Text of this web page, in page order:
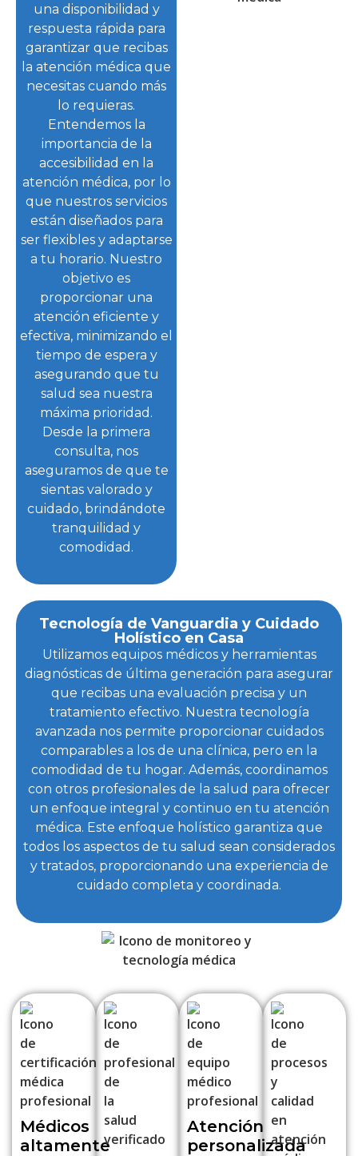
una disponibilidad y
respuesta rápida para
garantizar que recibas
la atención médica que
necesitas cuando más
lo requieras.
Entendemos la
importancia de la
accesibilidad en la
atención médica, por lo
que nuestros servicios
están diseñados para
ser flexibles y adaptarse
a tu horario. Nuestro
objetivo es
proporcionar una
atención eficiente y
efectiva, minimizando el
tiempo de espera y
asegurando que tu
salud sea nuestra
máxima prioridad.
Desde la primera
consulta, nos
aseguramos de que te
sientas valorado y
cuidado, brindándote
tranquilidad y
comodidad.
Tecnología de Vanguardia y Cuidado
Holístico en Casa
Utilizamos equipos médicos y herramientas
diagnósticas de última generación para asegurar
que recibas una evaluación precisa y un
tratamiento efectivo. Nuestra tecnología
avanzada nos permite proporcionar cuidados
comparables a los de una clínica, pero en la
comodidad de tu hogar. Además, coordinamos
con otros profesionales de la salud para ofrecer
un enfoque integral y continuo en tu atención
médica. Este enfoque holístico garantiza que
todos los aspectos de tu salud sean considerados
y tratados, proporcionando una experiencia de
cuidado completa y coordinada.
Médicos
altamente
Atención
personalizada